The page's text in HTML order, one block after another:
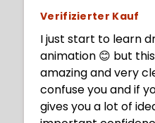
anderen teilen. Was
kann ist die
Videos. Bei einigen
lauter stellen, da die
richtig war. Das ist
einzige grobe
Verifizierter Kauf
I just start to learn
animation 😊 but
amazing and very
confuse you and if
gives you a lot of